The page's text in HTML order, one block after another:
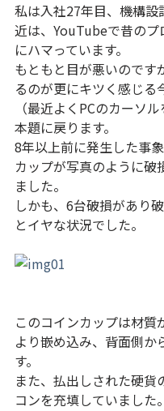
私は入社27年目、機構設
近は、YouTubeで昔のプ
にハマっています。
もともと目が悪いのです
るのが更にキツく感じる
（最近よくPCのカーソ
本題に戻ります。
8年以上前に発生した事
カップが写真のように破
ました。
しかも、6台破損があり
とイヤな状況でした。
このコインカップは材
より嵌め込み、背面側か
す。
また、払出しされた硬貨
コンを充填していました。